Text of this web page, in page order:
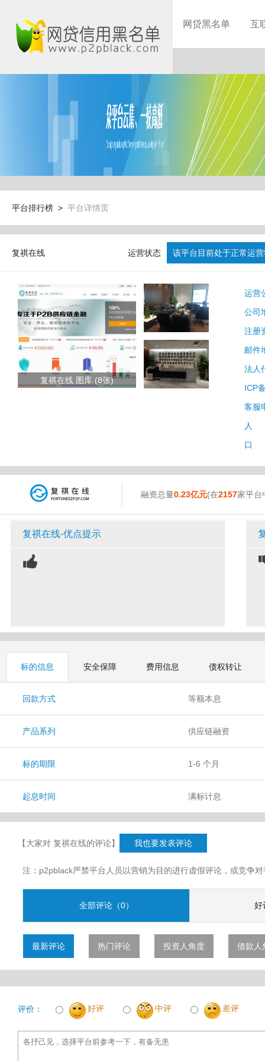
网贷黑名单 互
平台排行榜 > 平台详情页
复祺在线 运营状态 该平台目前处于正常运
复祺在线 图库 (8张)
运营
公司
注册
邮件
法人
ICP
客服
人
口
融资总量0.23亿元(在2157家平台
复祺在线-优点提示
标的信息 安全保障 费用信息 债权转让
回款方式 等额本息
产品系列 供应链融资
标的期限 1-6 个月
起息时间 满标计息
【大家对 复祺在线的评论】 我也要发表评论
注：p2pblack严禁平台人员以营销为目的进行虚假评论，或竞争
全部评论（0） 好
最新评论 热门评论 投资人角度 借款人
评价： 好评 中评 差评